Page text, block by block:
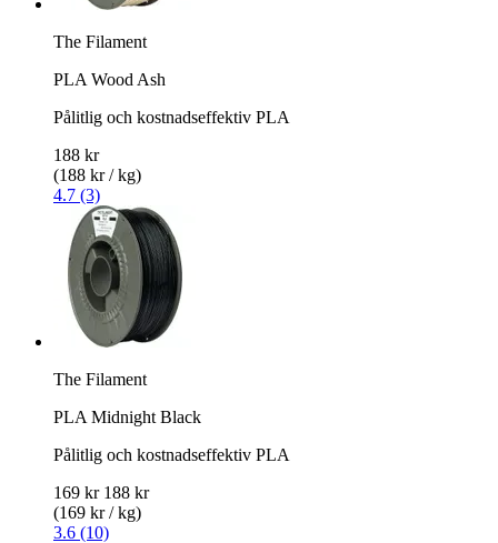
The Filament
PLA Wood Ash
Pålitlig och kostnadseffektiv PLA
188 kr
(188 kr / kg)
4.7 (3)
The Filament
PLA Midnight Black
Pålitlig och kostnadseffektiv PLA
169 kr 188 kr
(169 kr / kg)
3.6 (10)